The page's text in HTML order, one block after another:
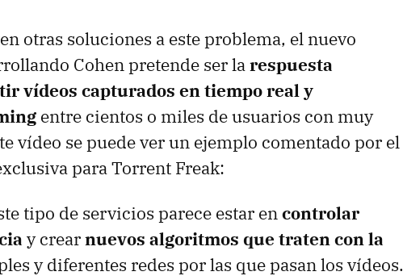
otras soluciones a este problema, el nuevo
Cohen pretende ser larespuesta
vídeos capturados en tiempo real y
entre cientos o miles de usuarios con muy
vídeo se puede ver un ejemplo comentado por el
para Torrent Freak:
tipo de servicios parece estar encontrolar
y crearnuevos algoritmos que traten con la
y diferentes redes por las que pasan los vídeos.